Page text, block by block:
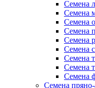
Семена
Семена
Семена
Семена
Семена
Семена
Семена
Семена
Семена
Семена пряно-